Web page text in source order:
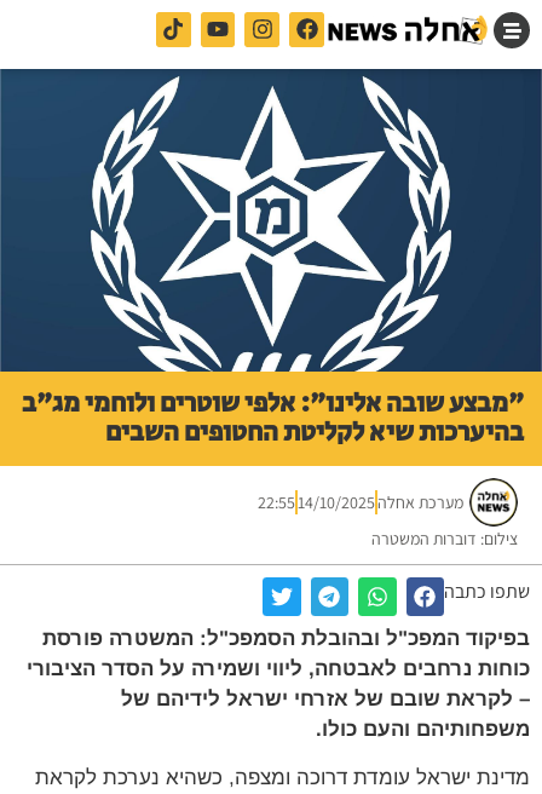
"מבצע שובה אלינו": אלפי שוטרים ולוחמי מג"ב
בהיערכות שיא לקליטת החטופים השבים
מערכת אחלה14/10/2025
22:55
צילום: דוברות המשטרה
שתפו כתבה
בפיקוד המפכ"ל ובהובלת הסמפכ"ל: המשטרה פורסת
כוחות נרחבים לאבטחה, ליווי ושמירה על הסדר הציבורי
– לקראת שובם של אזרחי ישראל לידיהם של
משפחותיהם והעם כולו.
מדינת ישראל עומדת דרוכה ומצפה, כשהיא נערכת לקראת